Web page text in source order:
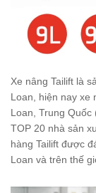
Xe nâng Tailift là
Loan, hiện nay xe
Loan, Trung
TOP 20 nhà sản
hàng Tailift được
Loan và trên thế